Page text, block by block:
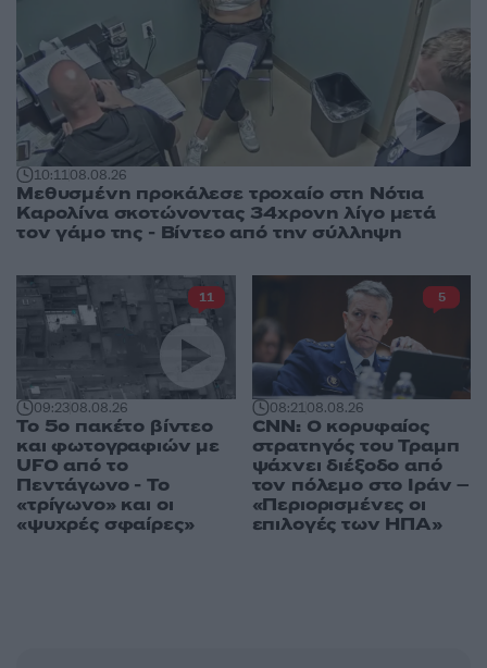
10:1108.08.26
Μεθυσμένη προκάλεσε τροχαίο στη Νότια
Καρολίνα σκοτώνοντας 34χρονη λίγο μετά
τον γάμο της - Βίντεο από την σύλληψη
09:2308.08.26
Το 5ο πακέτο βίντεο
και φωτογραφιών με
UFO από το
Πεντάγωνο - Το
«τρίγωνο» και οι
«ψυχρές σφαίρες»
11
08:2108.08.26
CNN: Ο κορυφαίος
στρατηγός του Τραμπ
ψάχνει διέξοδο από
τον πόλεμο στο Ιράν –
«Περιορισμένες οι
επιλογές των ΗΠΑ»
5